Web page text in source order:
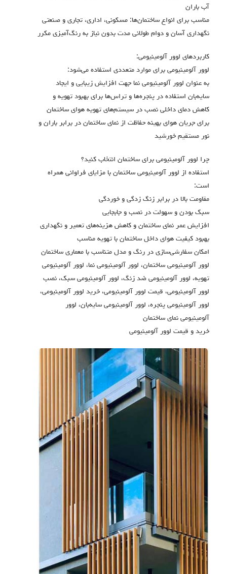
آب باران
مناسب برای انواع ساختمان‌ها: مسکونی، اداری، تجاری و صنعتی
نگهداری آسان و دوام طولانی مدت بدون نیاز به رنگ‌آمیزی مکرر
کاربردهای لوور آلومینیومی:
لوور آلومینیومی برای موارد متعددی استفاده می‌شود:
به عنوان لوور آلومینیومی نما جهت افزایش زیبایی و ایجاد
سایه‌بان استفاده در پنجره‌ها و تراس‌ها برای بهبود تهویه و
کاهش دمای داخلی نصب در سیستم‌های تهویه هوای ساختمان
برای جریان هوای بهینه حفاظت از نمای ساختمان در برابر باران و
نور مستقیم خورشید
چرا لوور آلومینیومی برای ساختمان انتخاب کنید؟
استفاده از لوور آلومینیومی ساختمان با مزایای فراوانی همراه
است:
مقاومت بالا در برابر زنگ زدگی و خوردگی
سبک بودن و سهولت در نصب و جابجایی
افزایش عمر نمای ساختمان و کاهش هزینه‌های تعمیر و نگهداری
بهبود کیفیت هوای داخل ساختمان با تهویه مناسب
امکان سفارشی‌سازی در رنگ و مدل متناسب با معماری ساختمان
لوور آلومینیومی ساختمان، لوور آلومینیومی نما، لوور آلومینیومی
تهویه، لوور آلومینیومی ضد زنگ، لوور آلومینیومی سبک، نصب
لوور آلومینیومی، قیمت لوور آلومینیومی، خرید لوور آلومینیومی،
لوور آلومینیومی پنجره، لوور آلومینیومی سایه‌بان، لوور
آلومینیومی نمای ساختمان
خرید و قیمت لوور آلومینیومی